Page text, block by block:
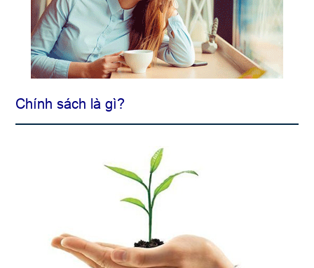
Chính sách là gì?